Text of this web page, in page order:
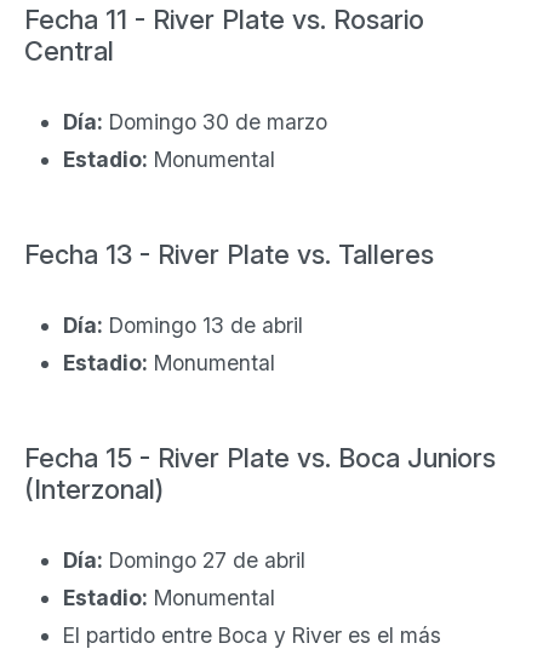
Fecha 11 - River Plate vs. Rosario
Central
Día: Domingo 30 de marzo
Estadio: Monumental
Fecha 13 - River Plate vs. Talleres
Día: Domingo 13 de abril
Estadio: Monumental
Fecha 15 - River Plate vs. Boca Juniors
(Interzonal)
Día: Domingo 27 de abril
Estadio: Monumental
El partido entre Boca y River es el más